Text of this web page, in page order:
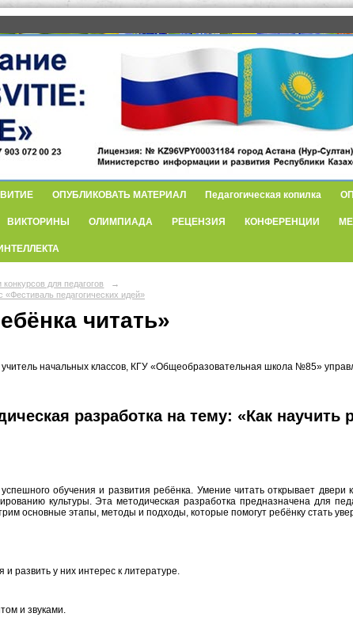
ОПУБЛИКОВАТЬ МАТЕРИАЛ Педагогическая копилка
ВИКТОРИНЫ ОЛИМПИАДА РЕЦЕНЗИЯ КОНФЕРЕНЦИИ
конкурсов для педагогов
→
«Фестиваль педагогических идей»
читать»
начальных классов, КГУ «Общеобразовательная школа №85»
разработка на тему: «Как научить
обучения и развития ребёнка. Умение читать открывает
культуры. Эта методическая разработка предназначена для
основные этапы, методы и подходы, которые помогут ребёнку стать
и развить у них интерес к литературе.
и звуками.